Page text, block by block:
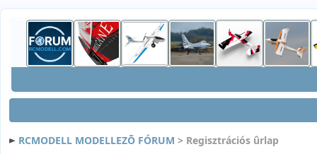
RCMODELL MODELLEZÕ FÓRUM > Regisztrációs ûrlap